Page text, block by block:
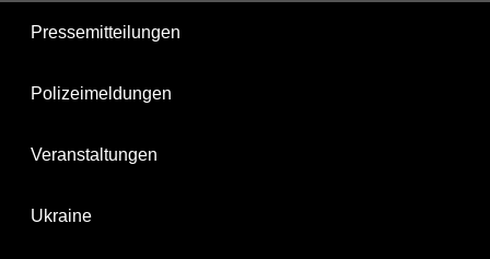
Pressemitteilungen
Polizeimeldungen
Veranstaltungen
Ukraine